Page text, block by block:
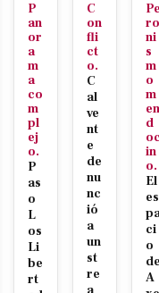
P
an
or
a
m
a
co
m
pl
ej
o.
P
as
o
L
os
Li
be
rt
C
on
fli
ct
o.
C
al
ve
nt
e
de
nu
nc
ió
a
un
st
re
Pe
ro
ni
s
m
o
m
en
d
oc
in
o.
El
es
ci
o
de
A